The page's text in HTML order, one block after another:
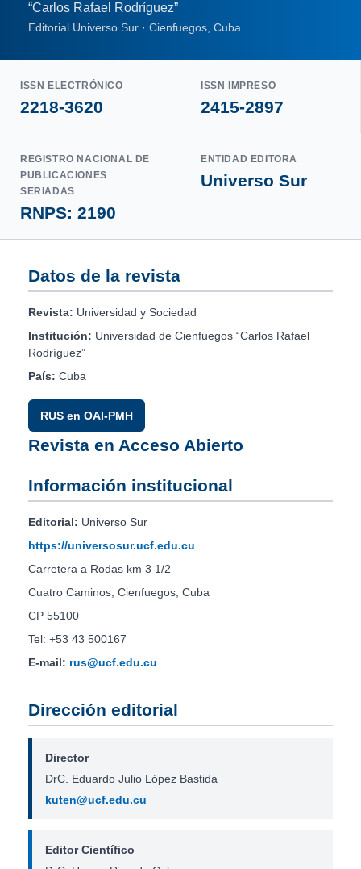
“Carlos Rafael Rodríguez”
Editorial Universo Sur · Cienfuegos, Cuba
ISSN ELECTRÓNICO
2218-3620
ISSN IMPRESO
2415-2897
REGISTRO NACIONAL DE
PUBLICACIONES
SERIADAS
RNPS: 2190
ENTIDAD EDITORA
Universo Sur
Datos de la revista
Revista: Universidad y Sociedad
Institución: Universidad de Cienfuegos “Carlos Rafael
Rodríguez”
País: Cuba
RUS en OAI-PMH
Revista en Acceso Abierto
Información institucional
Editorial: Universo Sur
https://universosur.ucf.edu.cu
Carretera a Rodas km 3 1/2
Cuatro Caminos, Cienfuegos, Cuba
CP 55100
Tel: +53 43 500167
E-mail: rus@ucf.edu.cu
Dirección editorial
Director
DrC. Eduardo Julio López Bastida
kuten@ucf.edu.cu
Editor Científico